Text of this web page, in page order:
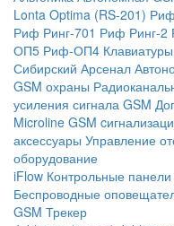
Lonta Optima (RS-201)
Риф Ринг-701 Риф Ринг-2
ОП5 Риф-ОП4
Сибирский Арсенал
GSM охраны
усиления сигнала GSM
Microline GSM
аксессуары Управление
оборудование
iFlow Контрольные
Беспроводные
GSM Трекер